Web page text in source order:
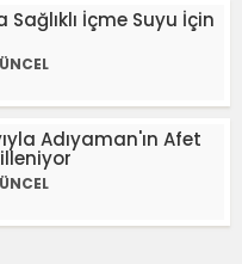
İçme Suyu İçin
Adıyaman'ın Afet